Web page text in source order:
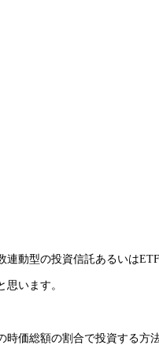
動型の投資信託あるいは
います。
価総額の割合で投資する方